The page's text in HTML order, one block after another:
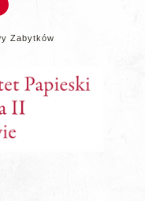
Zabytków